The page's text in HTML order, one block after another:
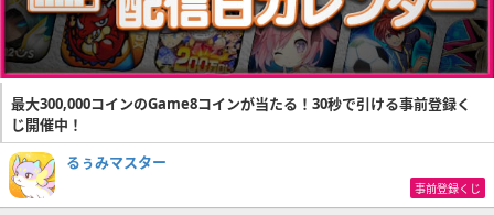
潔世一【”青い監獄”の心臓】
吉良涼介【みんなに届ける恩返
し】
常時賢さアップ
潔世一【”青い監獄”の心臓】
最大300,000コインのGame8コインが当たる！30秒で引ける事前登録く
じ開催中！
るぅみマスター
事前登録くじ